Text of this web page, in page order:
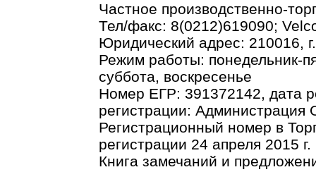
Частное производственно-
Тел/факс: 8(0212)619090;
Юридический адрес: 210016,
Режим работы: понедельник-
суббота, воскресенье
Номер ЕГР: 391372142, дата
регистрации: Администрация
Регистрационный номер в
регистрации 24 апреля 2015 г.
Книга замечаний и